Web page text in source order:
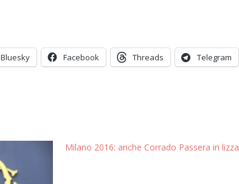
Bluesky Facebook Threads Telegram
Milano 2016: anche Corrado Passera in lizza